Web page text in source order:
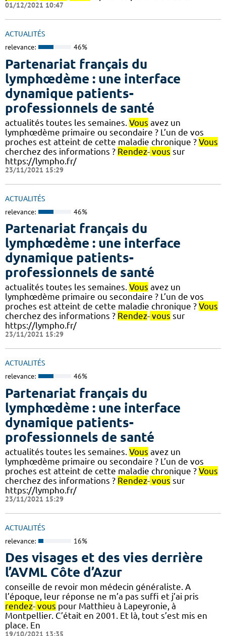
01/12/2021 10:47
ACTUALITÉS
relevance: 46%
Partenariat français du
lymphœdème : une interface
dynamique patients-
professionnels de santé
actualités toutes les semaines. Vous avez un
lymphœdème primaire ou secondaire ? L’un de vos
proches est atteint de cette maladie chronique ? Vous
cherchez des informations ? Rendez- vous sur
https://lympho.fr/
23/11/2021 15:29
ACTUALITÉS
relevance: 46%
Partenariat français du
lymphœdème : une interface
dynamique patients-
professionnels de santé
actualités toutes les semaines. Vous avez un
lymphœdème primaire ou secondaire ? L’un de vos
proches est atteint de cette maladie chronique ? Vous
cherchez des informations ? Rendez- vous sur
https://lympho.fr/
23/11/2021 15:29
ACTUALITÉS
relevance: 46%
Partenariat français du
lymphœdème : une interface
dynamique patients-
professionnels de santé
actualités toutes les semaines. Vous avez un
lymphœdème primaire ou secondaire ? L’un de vos
proches est atteint de cette maladie chronique ? Vous
cherchez des informations ? Rendez- vous sur
https://lympho.fr/
23/11/2021 15:29
ACTUALITÉS
relevance: 16%
Des visages et des vies derrière
l’AVML Côte d’Azur
conseille de revoir mon médecin généraliste. A
l’époque, leur réponse ne m’a pas suffi et j’ai pris
rendez- vous pour Matthieu à Lapeyronie, à
Montpellier. C’était en 2001. Et là, tout s’est mis en
place. En
19/10/2021 13:35